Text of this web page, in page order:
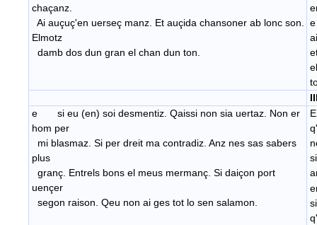
chaçanz.
Ai auçuç'en uerseç manz. Et auçida chansoner ab lonc son.
Elmotz
damb dos dun gran el chan dun ton.
e si eu (en) soi desmentiz. Qaissi non sia uertaz. Non er
hom per
mi blasmaz. Si per dreit ma contradiz. Anz nes sas sabers
plus
granç. Entrels bons el meus mermanç. Si daiçon port
uençer
segon raison. Qeu non ai ges tot lo sen salamon.